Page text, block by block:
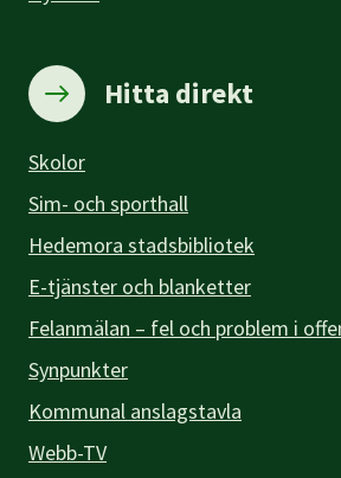
Hitta direkt
Skolor
Sim- och sporthall
Hedemora stadsbibliotek
E-tjänster och blanketter
Felanmälan – fel och problem i
Synpunkter
Kommunal anslagstavla
Webb-TV